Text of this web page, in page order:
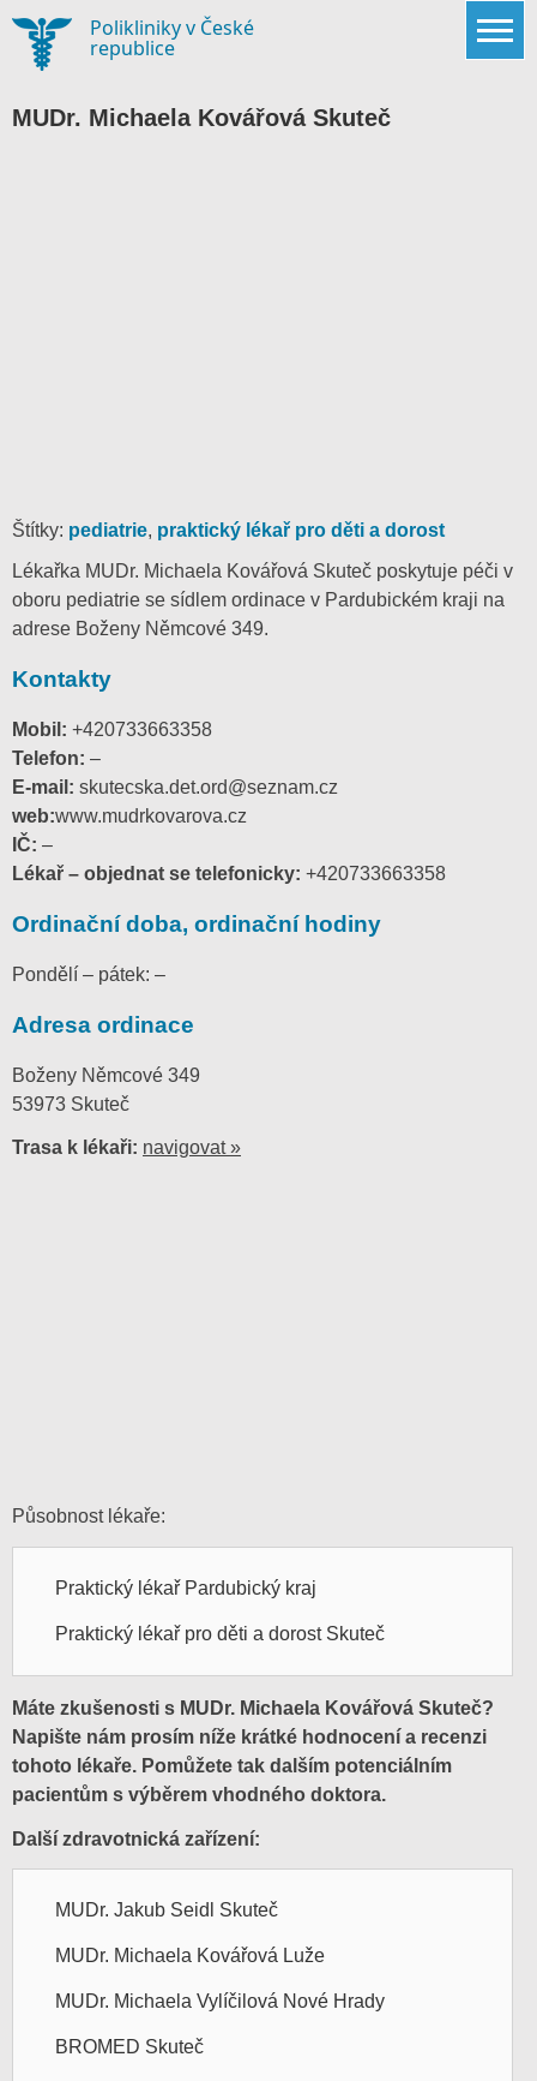
content
Polikliniky v České
republice
MUDr. Michaela Kovářová Skuteč
Štítky: pediatrie, praktický lékař pro děti a dorost
Lékařka MUDr. Michaela Kovářová Skuteč poskytuje péči v
oboru pediatrie se sídlem ordinace v Pardubickém kraji na
adrese Boženy Němcové 349.
Kontakty
Mobil: +420733663358
Telefon: –
E-mail: skutecska.det.ord@seznam.cz
web:www.mudrkovarova.cz
IČ: –
Lékař – objednat se telefonicky: +420733663358
Ordinační doba, ordinační hodiny
Pondělí – pátek: –
Adresa ordinace
Boženy Němcové 349
53973 Skuteč
Trasa k lékaři: navigovat »
Působnost lékaře:
Praktický lékař Pardubický kraj
Praktický lékař pro děti a dorost Skuteč
Máte zkušenosti s MUDr. Michaela Kovářová Skuteč?
Napište nám prosím níže krátké hodnocení a recenzi
tohoto lékaře. Pomůžete tak dalším potenciálním
pacientům s výběrem vhodného doktora.
Další zdravotnická zařízení:
MUDr. Jakub Seidl Skuteč
MUDr. Michaela Kovářová Luže
MUDr. Michaela Vylíčilová Nové Hrady
BROMED Skuteč